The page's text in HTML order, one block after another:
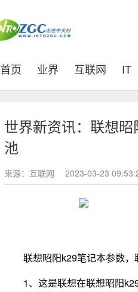
首页 (current)
业界 互联网 IT
世界新资讯：联想
池
来源：互联网 2023-03-23
联想昭阳k29笔记本参数，
1、这是联想在联想昭阳